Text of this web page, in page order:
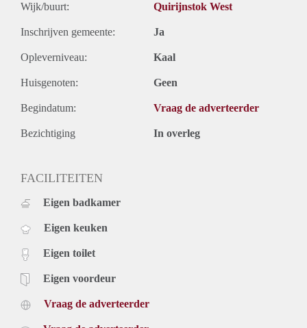
Wijk/buurt: Quirijnstok West
Inschrijven gemeente: Ja
Opleverniveau: Kaal
Huisgenoten: Geen
Begindatum: Vraag de adverteerder
Bezichtiging In overleg
FACILITEITEN
Eigen badkamer
Eigen keuken
Eigen toilet
Eigen voordeur
Vraag de adverteerder